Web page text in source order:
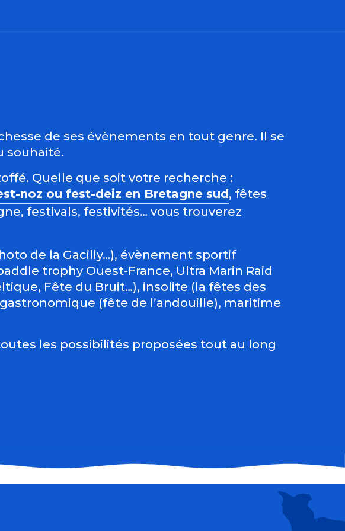
de ses évènements en tout genre. Il se
souhaité.
Quelle que soit votre recherche :
noz ou fest-deiz en Bretagne sud, fêtes
festivals, festivités… vous trouverez
de la Gacilly…), évènement sportif
trophy Ouest-France, Ultra Marin Raid
Fête du Bruit…), insolite (la fêtes des
(fête de l’andouille), maritime
les possibilités proposées tout au long